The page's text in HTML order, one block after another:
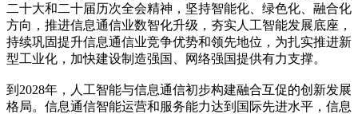
二十大和二十届历次全会精神，坚持智能化、绿色化、融合化
方向，推进信息通信业数智化升级，夯实人工智能发展底座，
持续巩固提升信息通信业竞争优势和领先地位，为扎实推进新
型工业化，加快建设制造强国、网络强国提供有力支撑。
到2028年，人工智能与信息通信初步构建融合互促的创新发展
格局。信息通信智能运营和服务能力达到国际先进水平，信息